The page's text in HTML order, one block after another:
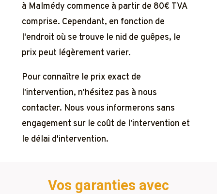
à Malmédy commence à partir de 80€ TVA
comprise. Cependant, en fonction de
l'endroit où se trouve le nid de guêpes, le
prix peut légèrement varier.
Pour connaître le prix exact de
l'intervention, n'hésitez pas à nous
contacter. Nous vous informerons sans
engagement sur le coût de l'intervention et
le délai d'intervention.
Vos garanties avec